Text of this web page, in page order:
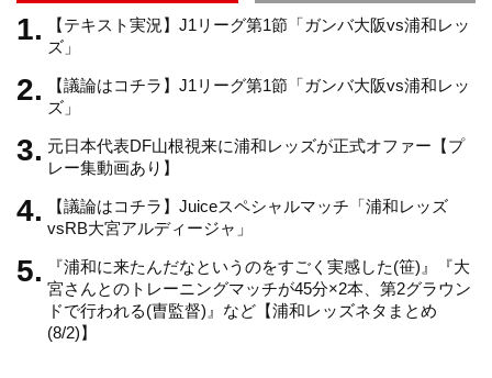
m h
a
n
e
【テキスト実況】J1リーグ第1節「ガンバ大阪vs浦和レッ
ズ」
【議論はコチラ】J1リーグ第1節「ガンバ大阪vs浦和レッ
ズ」
元日本代表DF山根視来に浦和レッズが正式オファー【プ
レー集動画あり】
【議論はコチラ】Juiceスペシャルマッチ「浦和レッズ
vsRB大宮アルディージャ」
『浦和に来たんだなというのをすごく実感した(笹)』『大
宮さんとのトレーニングマッチが45分×2本、第2グラウン
ドで行われる(曺監督)』など【浦和レッズネタまとめ
(8/2)】